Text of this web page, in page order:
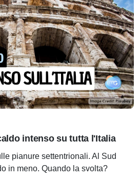
intenso su tutta l'Italia
pianure settentrionali. Al Sud
in meno. Quando la svolta?